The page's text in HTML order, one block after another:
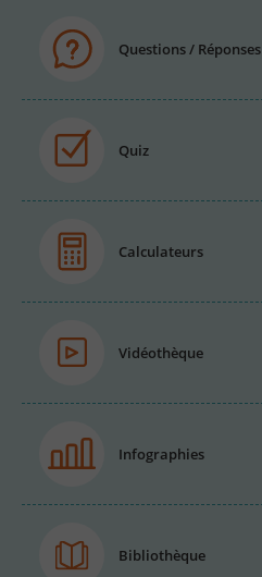
Questions / Réponses
Quiz
Calculateurs
Vidéothèque
Infographies
Bibliothèque